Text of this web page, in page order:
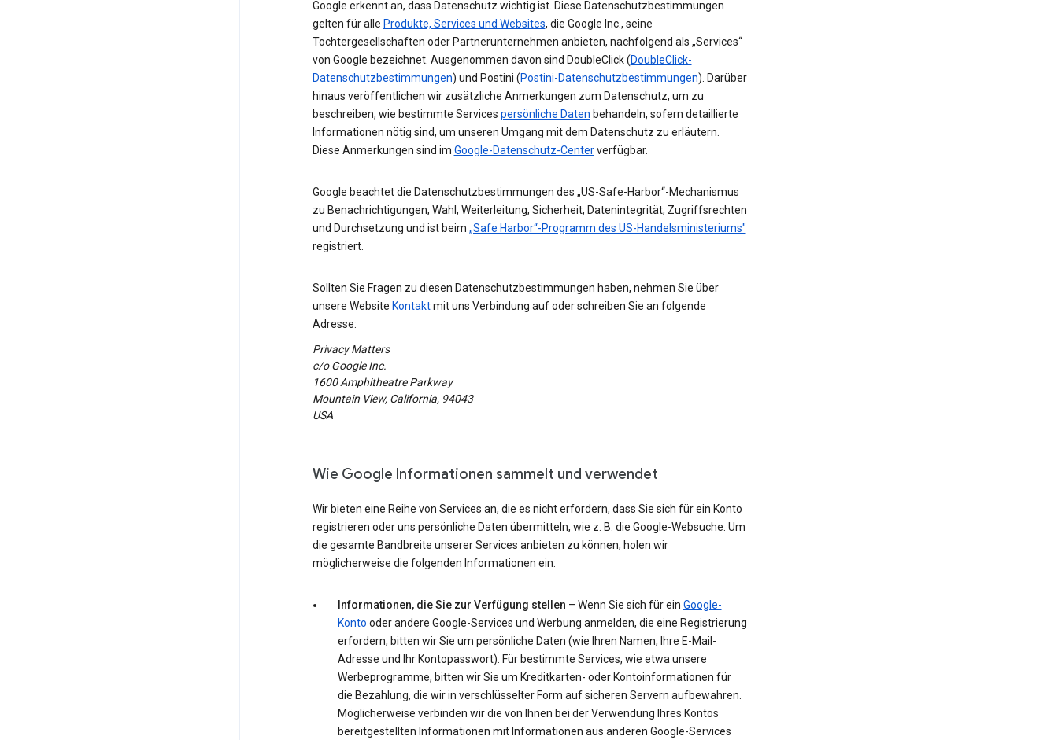
Google erkennt an, dass Datenschutz wichtig ist. Diese Datenschutzbestimmungen
gelten für alle Produkte, Services und Websites, die Google Inc., seine
Tochtergesellschaften oder Partnerunternehmen anbieten, nachfolgend als „Services“
von Google bezeichnet. Ausgenommen davon sind DoubleClick (DoubleClick-
Datenschutzbestimmungen) und Postini (Postini-Datenschutzbestimmungen). Darüber
hinaus veröffentlichen wir zusätzliche Anmerkungen zum Datenschutz, um zu
beschreiben, wie bestimmte Services persönliche Daten behandeln, sofern detaillierte
Informationen nötig sind, um unseren Umgang mit dem Datenschutz zu erläutern.
Diese Anmerkungen sind im Google-Datenschutz-Centerverfügbar.
Google beachtet die Datenschutzbestimmungen des „US-Safe-Harbor“-Mechanismus
zu Benachrichtigungen, Wahl, Weiterleitung, Sicherheit, Datenintegrität, Zugriffsrechten
und Durchsetzung und ist beim „Safe Harbor“-Programm des US-Handelsministeriums"
registriert.
Sollten Sie Fragen zu diesen Datenschutzbestimmungen haben, nehmen Sie über
unsere Website Kontaktmit uns Verbindung auf oder schreiben Sie an folgende
Adresse:
Privacy Matters
c/o Google Inc.
1600 Amphitheatre Parkway
Mountain View, California, 94043
USA
Wie Google Informationen sammelt und verwendet
Wir bieten eine Reihe von Services an, die es nicht erfordern, dass Sie sich für ein Konto
registrieren oder uns persönliche Daten übermitteln, wie z. B. die Google-Websuche. Um
die gesamte Bandbreite unserer Services anbieten zu können, holen wir
möglicherweise die folgenden Informationen ein:
Informationen, die Sie zur Verfügung stellen – Wenn Sie sich für ein Google-
Konto oder andere Google-Services und Werbung anmelden, die eine Registrierung
erfordern, bitten wir Sie um persönliche Daten (wie Ihren Namen, Ihre E-Mail-
Adresse und Ihr Kontopasswort). Für bestimmte Services, wie etwa unsere
Werbeprogramme, bitten wir Sie um Kreditkarten- oder Kontoinformationen für
die Bezahlung, die wir in verschlüsselter Form auf sicheren Servern aufbewahren.
Möglicherweise verbinden wir die von Ihnen bei der Verwendung Ihres Kontos
bereitgestellten Informationen mit Informationen aus anderen Google-Services